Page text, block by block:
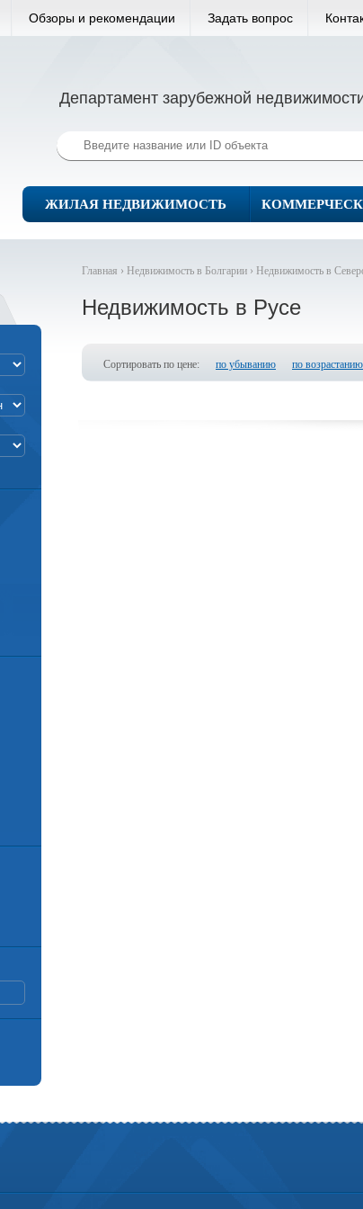
Обзоры и рекомендации Задать вопрос
Департамент зарубежной
ЖИЛАЯ НЕДВИЖИМОСТЬ
Главная › Недвижимость в Болгарии › Недвижимость в
Недвижимость в Русе
Сортировать по цене: по убыванию по возрастанию